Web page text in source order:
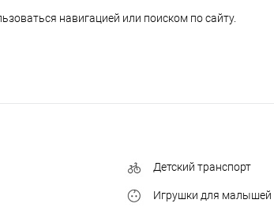
навигацией или поиском по сайту.
Детский транспорт
Игрушки для малышей